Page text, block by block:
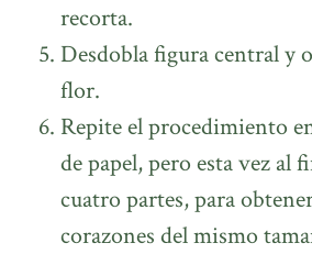
recorta.
Desdobla figura central y
flor.
Repite el procedimiento
de papel, pero esta vez al
cuatro partes, para
corazones del mismo